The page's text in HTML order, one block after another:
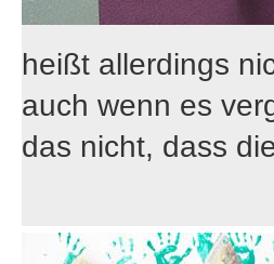
heißt allerdings
auch wenn es
das nicht, dass